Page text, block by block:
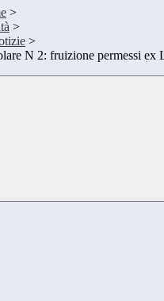
>
>
>
N 2: fruizione permessi ex